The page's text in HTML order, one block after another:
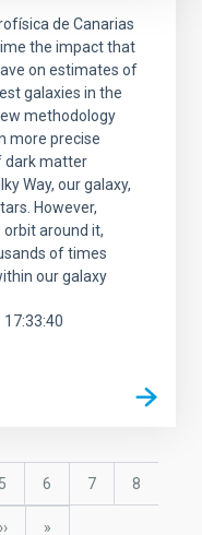
de Canarias
the impact that
on estimates of
galaxies in the
methodology
more precise
dark matter
Way, our galaxy,
However,
around it,
of times
our galaxy
Page
5 Page
6 Page
7 Page
8
Next
››
last
»